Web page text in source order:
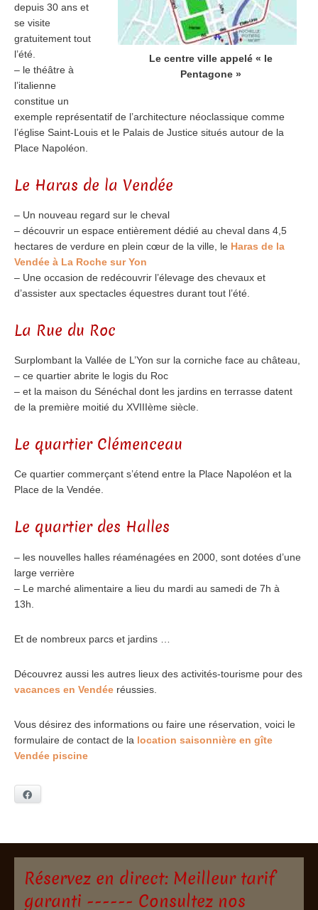
Le centre ville appelé « le
Pentagone »
depuis 30 ans et
se visite
gratuitement tout
l’été.
– le théâtre à
l’italienne
constitue un
exemple représentatif de l’architecture néoclassique comme
l’église Saint-Louis et le Palais de Justice situés autour de la
Place Napoléon.
Le Haras de la Vendée
– Un nouveau regard sur le cheval
– découvrir un espace entièrement dédié au cheval dans 4,5
hectares de verdure en plein cœur de la ville, le Haras de la
Vendée à La Roche sur Yon
– Une occasion de redécouvrir l’élevage des chevaux et
d’assister aux spectacles équestres durant tout l’été.
La Rue du Roc
Surplombant la Vallée de L’Yon sur la corniche face au château,
– ce quartier abrite le logis du Roc
– et la maison du Sénéchal dont les jardins en terrasse datent
de la première moitié du XVIIIème siècle.
Le quartier Clémenceau
Ce quartier commerçant s’étend entre la Place Napoléon et la
Place de la Vendée.
Le quartier des Halles
– les nouvelles halles réaménagées en 2000, sont dotées d’une
large verrière
– Le marché alimentaire a lieu du mardi au samedi de 7h à
13h.
Et de nombreux parcs et jardins …
Découvrez aussi les autres lieux des activités-tourisme pour des
vacances en Vendée réussies.
Vous désirez des informations ou faire une réservation, voici le
formulaire de contact de la location saisonnière en gîte
Vendée piscine
Réservez en direct: Meilleur tarif
garanti ------ Consultez nos